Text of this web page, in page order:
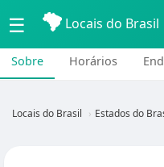
☰ Locais do Brasil
Sobre Horários
Locais do Brasil Estados do